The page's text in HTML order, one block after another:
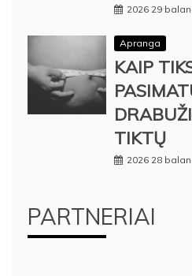
2026 29
Apranga
KAIP
TIKTŲ
2026 28
PARTNERIAI